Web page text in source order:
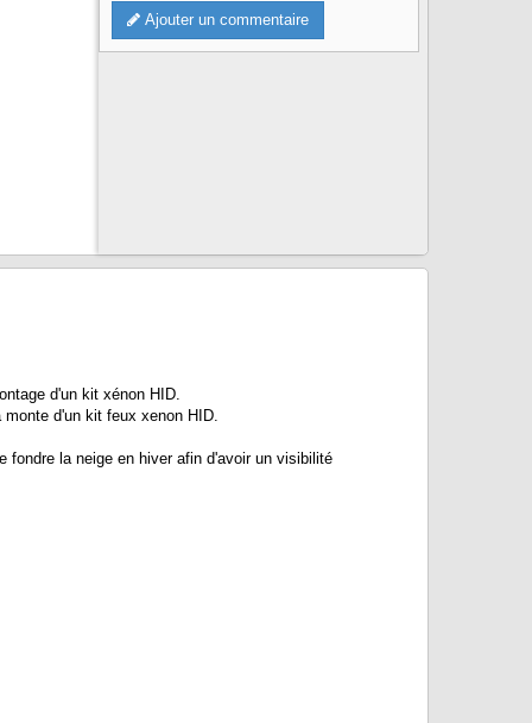
Ajouter un commentaire
d'un kit xénon HID.
d'un kit feux xenon HID.
fondre la neige en hiver afin d'avoir un visibilité